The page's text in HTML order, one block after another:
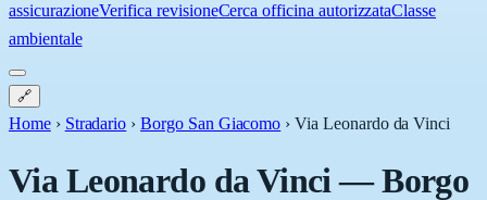
assicurazioneVerifica revisioneCerca officina autorizzataClasse
ambientale
🔗
Home › Stradario › Borgo San Giacomo ›Via Leonardo da Vinci
Via Leonardo da Vinci—Borgo